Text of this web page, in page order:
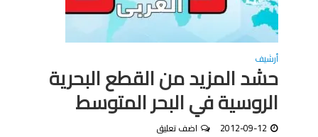
أرشيف
حشد المزيد من القطع البحرية
الروسية في البحر المتوسط
2012-09-12 اضف تعليق